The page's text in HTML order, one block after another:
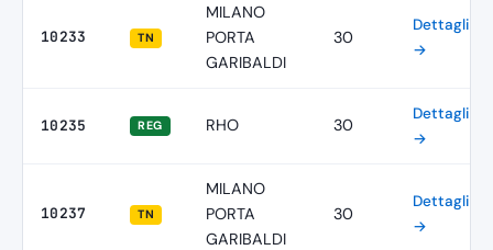
10233 TN
MILANO
PORTA
GARIBALDI
30
Dettagli
→
10235 REG RHO 30
Dettagli
→
10237 TN
MILANO
PORTA
GARIBALDI
30
Dettagli
→